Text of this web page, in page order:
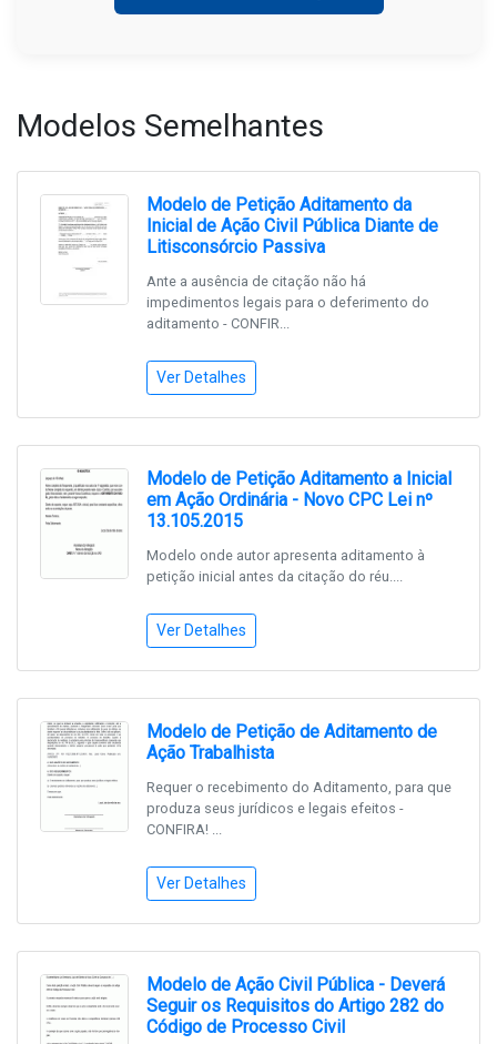
Modelos Semelhantes
Modelo de Petição Aditamento da
Inicial de Ação Civil Pública Diante de
Litisconsórcio Passiva
Ante a ausência de citação não há
impedimentos legais para o deferimento do
aditamento - CONFIR...
Ver Detalhes
Modelo de Petição Aditamento a Inicial
em Ação Ordinária - Novo CPC Lei nº
13.105.2015
Modelo onde autor apresenta aditamento à
petição inicial antes da citação do réu....
Ver Detalhes
Modelo de Petição de Aditamento de
Ação Trabalhista
Requer o recebimento do Aditamento, para que
produza seus jurídicos e legais efeitos -
CONFIRA! ...
Ver Detalhes
Modelo de Ação Civil Pública - Deverá
Seguir os Requisitos do Artigo 282 do
Código de Processo Civil